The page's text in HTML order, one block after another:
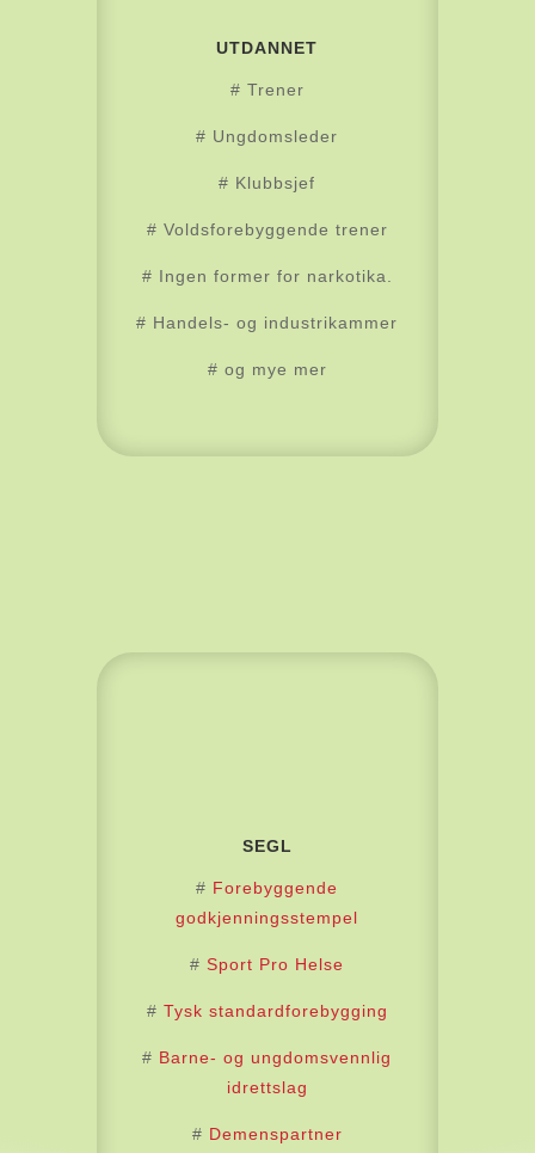
UTDANNET
# Trener
# Ungdomsleder
# Klubbsjef
# Voldsforebyggende trener
# Ingen former for narkotika.
# Handels- og industrikammer
# og mye mer
SEGL
# Forebyggende
godkjenningsstempel
#Sport Pro Helse
# Tysk standardforebygging
# Barne- og ungdomsvennlig
idrettslag
# Demenspartner